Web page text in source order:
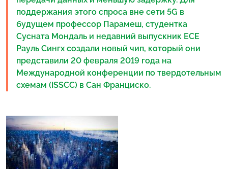
поддержания этого спроса вне сети 5G в
будущем профессор Парамеш, студентка
Сусната Мондаль и недавний выпускник ЕСЕ
Рауль Сингх создали новый чип, который они
представили 20 февраля 2019 года на
Международной конференции по твердотельным
схемам (ISSCC) в Сан Франциско.